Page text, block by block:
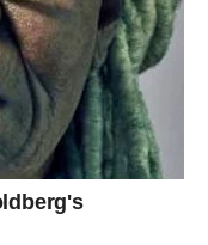
⋆
jednostavnim
tvoje